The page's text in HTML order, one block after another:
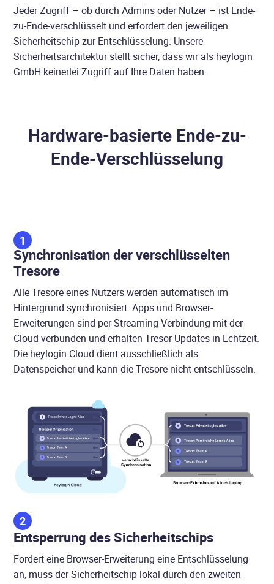
Jeder Zugriff – ob durch Admins oder Nutzer – ist Ende-
zu-Ende-verschlüsselt und erfordert den jeweiligen
Sicherheitschip zur Entschlüsselung. Unsere
Sicherheitsarchitektur stellt sicher, dass wir als heylogin
GmbH keinerlei Zugriff auf Ihre Daten haben.
Hardware-basierte Ende-zu-
Ende-Verschlüsselung
1
Synchronisation der verschlüsselten
Tresore
Alle Tresore eines Nutzers werden automatisch im
Hintergrund synchronisiert. Apps und Browser-
Erweiterungen sind per Streaming-Verbindung mit der
Cloud verbunden und erhalten Tresor-Updates in Echtzeit.
Die heylogin Cloud dient ausschließlich als
Datenspeicher und kann die Tresore nicht entschlüsseln.
2
Entsperrung des Sicherheitschips
Fordert eine Browser-Erweiterung eine Entschlüsselung
an, muss der Sicherheitschip lokal durch den zweiten